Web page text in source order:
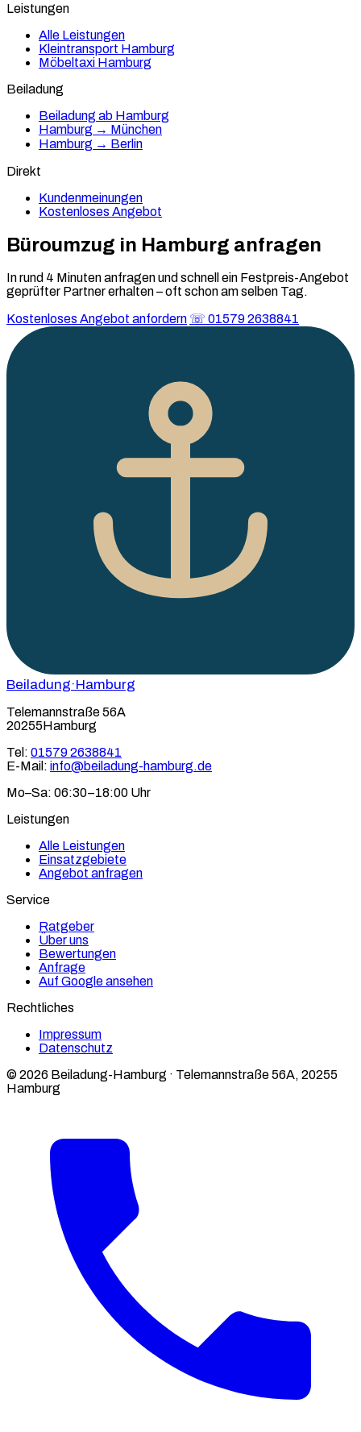
Leistungen
Alle Leistungen
Kleintransport Hamburg
Möbeltaxi Hamburg
Beiladung
Beiladung ab Hamburg
Hamburg → München
Hamburg → Berlin
Direkt
Kundenmeinungen
Kostenloses Angebot
Büroumzug in Hamburg anfragen
In rund 4 Minuten anfragen und schnell ein Festpreis-Angebot
geprüfter Partner erhalten – oft schon am selben Tag.
Kostenloses Angebot anfordern ☏ 01579 2638841
Beiladung·Hamburg
Telemannstraße 56A
20255Hamburg
Tel: 01579 2638841
E-Mail: info@beiladung-hamburg.de
Mo–Sa: 06:30–18:00 Uhr
Leistungen
Alle Leistungen
Einsatzgebiete
Angebot anfragen
Service
Ratgeber
Über uns
Bewertungen
Anfrage
Auf Google ansehen
Rechtliches
Impressum
Datenschutz
© 2026 Beiladung-Hamburg · Telemannstraße 56A, 20255
Hamburg